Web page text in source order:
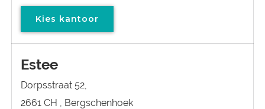
Kies kantoor
Estee
Dorpsstraat 52,
2661 CH , Bergschenhoek